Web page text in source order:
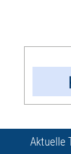
Aktuelle